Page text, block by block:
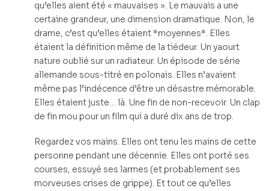
qu’elles aient été « mauvaises ». Le mauvais a une
certaine grandeur, une dimension dramatique. Non, le
drame, c’est qu’elles étaient *moyennes*. Elles
étaient la définition même de la tiédeur. Un yaourt
nature oublié sur un radiateur. Un épisode de série
allemande sous-titré en polonais. Elles n’avaient
même pas l’indécence d’être un désastre mémorable.
Elles étaient juste… là. Une fin de non-recevoir. Un clap
de fin mou pour un film qui a duré dix ans de trop.
Regardez vos mains. Elles ont tenu les mains de cette
personne pendant une décennie. Elles ont porté ses
courses, essuyé ses larmes (et probablement ses
morveuses crises de grippe). Et tout ce qu’elles